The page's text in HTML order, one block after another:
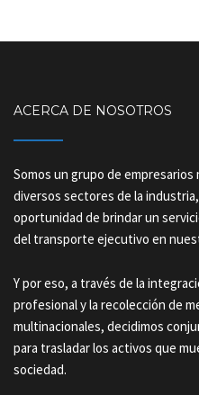
ACERCA DE NOSOTROS
Somos un grupo de
diversos sectores de la
oportunidad de brindar un
del transporte ejecutivo en
Y por eso, a través de la
profesional y la recolección de
multinacionales, decidimos
para trasladar los activos que
sociedad.